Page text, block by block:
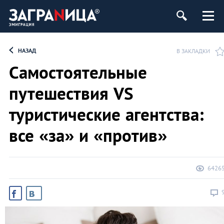
НАЗАД В ЗАКЛАДКИ
Самостоятельные
путешествия VS
туристические агентства:
все «за» и «против»